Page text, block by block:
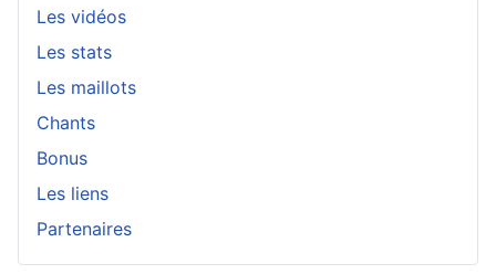
Les vidéos
Les stats
Les maillots
Chants
Bonus
Les liens
Partenaires